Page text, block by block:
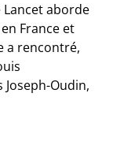
aborde
France et
a rencontré,
Oudin,